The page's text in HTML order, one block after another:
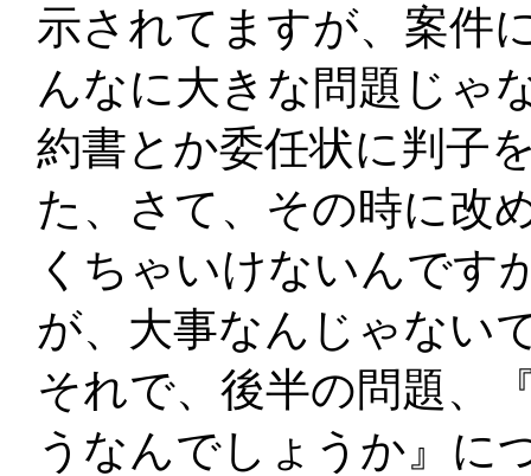
示されてますが、案件
んなに大きな問題じゃ
約書とか委任状に判子
た、さて、その時に改
くちゃいけないんです
が、大事なんじゃない
それで、後半の問題、
うなんでしょうか』に